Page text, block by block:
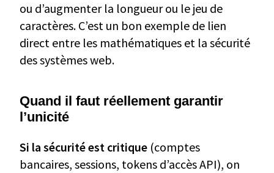
ou d’augmenter la longueur ou le jeu de
caractères. C’est un bon exemple de lien
direct entre les mathématiques et la sécurité
des systèmes web.
Quand il faut réellement garantir
l’unicité
Si la sécurité est critique (comptes
bancaires, sessions, tokens d’accès API), on